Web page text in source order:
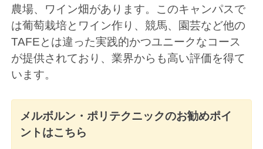
農場、ワイン畑があります。このキャンパスで
は葡萄栽培とワイン作り、競馬、園芸など他の
TAFEとは違った実践的かつユニークなコース
が提供されており、業界からも高い評価を得て
います。
メルボルン・ポリテクニックのお勧めポイ
ントはこちら